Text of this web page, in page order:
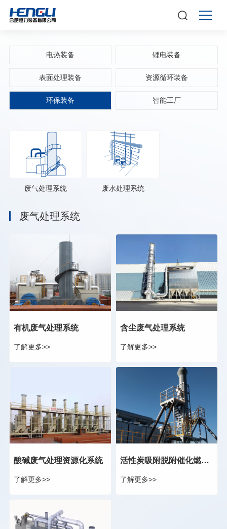
电热装备 锂电装备
表面处理装备 资源循环装备
环保装备 智能工厂
废气处理系统 废水处理系统
废气处理系统
有机废气处理系统
了解更多>>
含尘废气处理系统
了解更多>>
酸碱废气处理资源化系统
了解更多>>
活性炭吸附脱附催化燃烧系统
了解更多>>